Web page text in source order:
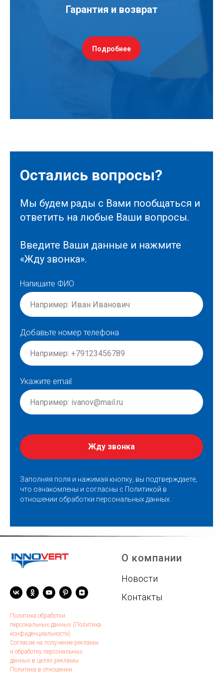
Гарантия и возврат
Подробнее
Остались вопросы?
Мы будем рады с Вами пообщаться и
ответить на любые Ваши вопросы.
Введите Ваши данные и нажмите
«Жду звонка».
Напишите ФИО
Добавьте номер телефона
Укажите email
Жду звонка
Заполняя поля и нажимая кнопку, вы подтверждаете,
что ознакомлены и согласны с Политикой в
отношении обработки персональных данных
Политика обработки
персональных данных (Политика
конфиденциальности)
Согласие на получение рекламы
и обработку персональных
данных в целях рекламы
Политика в отношении
О компании
Новости
Контакты